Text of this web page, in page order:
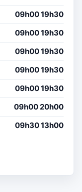
09h00 19h30
09h00 19h30
09h00 19h30
09h00 19h30
09h00 19h30
09h00 20h00
09h30 13h00